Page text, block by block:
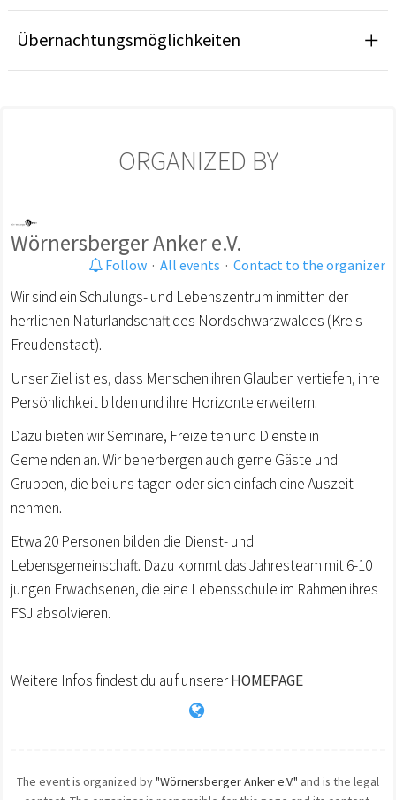
Übernachtungsmöglichkeiten
ORGANIZED BY
Wörnersberger Anker e.V.
Follow · All events · Contact to the organizer
Wir sind ein Schulungs- und Lebenszentrum inmitten der
herrlichen Naturlandschaft des Nordschwarzwaldes (Kreis
Freudenstadt).
Unser Ziel ist es, dass Menschen ihren Glauben vertiefen, ihre
Persönlichkeit bilden und ihre Horizonte erweitern.
Dazu bieten wir Seminare, Freizeiten und Dienste in
Gemeinden an. Wir beherbergen auch gerne Gäste und
Gruppen, die bei uns tagen oder sich einfach eine Auszeit
nehmen.
Etwa 20 Personen bilden die Dienst- und
Lebensgemeinschaft. Dazu kommt das Jahresteam mit 6-10
jungen Erwachsenen, die eine Lebensschule im Rahmen ihres
FSJ absolvieren.
Weitere Infos findest du auf unsererHOMEPAGE
The event is organized by"Wörnersberger Anker e.V." and is the legal